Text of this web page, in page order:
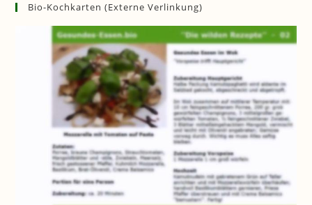
Bio-Kochkarten (externe Verlinkung)